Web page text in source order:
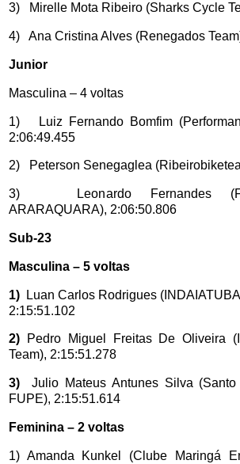
3) Mirelle Mota Ribeiro (Sharks Cycle
4) Ana Cristina Alves (Renegados
Junior
Masculina – 4 voltas
1) Luiz Fernando Bomfim
2:06:49.455
2) Peterson Senegaglea
3) Leonardo Fernandes
ARARAQUARA), 2:06:50.806
Sub-23
Masculina – 5 voltas
1)
Luan Carlos Rodrigues
2:15:51.102
2)
Pedro Miguel Freitas De Oliveira
Team), 2:15:51.278
3)
Julio Mateus Antunes Silva
FUPE), 2:15:51.614
Feminina – 2 voltas
1) Amanda Kunkel (Clube Maringá